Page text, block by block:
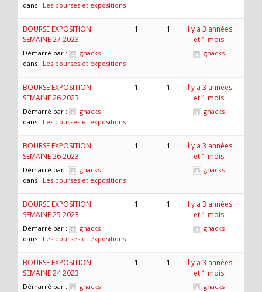
dans : Les bourses et expositions
BOURSE EXPOSITION
SEMAINE 27 2023
Démarré par :
gnacks
dans : Les bourses et expositions
1 1
il y a 3 années
et 1 mois
gnacks
BOURSE EXPOSITION
SEMAINE 26 2023
Démarré par :
gnacks
dans : Les bourses et expositions
1 1
il y a 3 années
et 1 mois
gnacks
BOURSE EXPOSITION
SEMAINE 26 2023
Démarré par :
gnacks
dans : Les bourses et expositions
1 1
il y a 3 années
et 1 mois
gnacks
BOURSE EXPOSITION
SEMAINE 25 2023
Démarré par :
gnacks
dans : Les bourses et expositions
1 1
il y a 3 années
et 1 mois
gnacks
BOURSE EXPOSITION
SEMAINE 24 2023
Démarré par :
gnacks
1 1
il y a 3 années
et 1 mois
gnacks